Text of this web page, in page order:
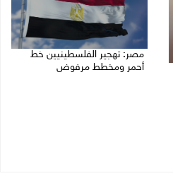
مصر: تهجير الفلسطينيين خط
أحمر ومخطط مرفوض